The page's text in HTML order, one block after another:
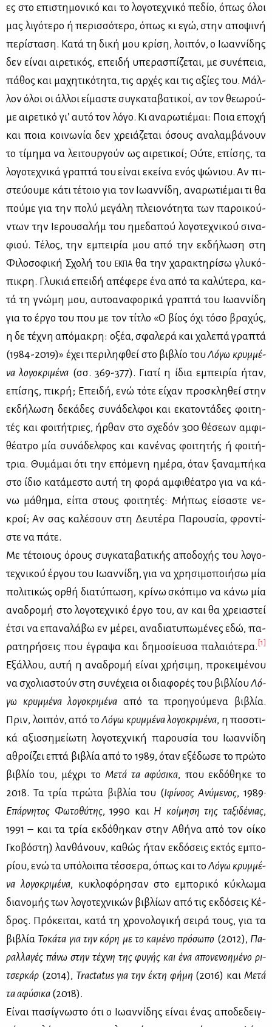
ες στο επι­στη­μο­νι­κό και το λο­γο­τε­χνι­κό πε­δίο, όπως όλοι
μας λι­γό­τε­ρο ή πε­ρισ­σό­τε­ρο, όπως κι εγώ, στην απο­ψι­νή
πε­ρί­στα­ση. Κα­τά τη δι­κή μου κρί­ση, λοι­πόν, ο Ιω­αν­νί­δης
δεν εί­ναι αι­ρε­τι­κός, επει­δή υπε­ρα­σπί­ζε­ται, με συ­νέ­πεια,
πά­θος και μα­χη­τι­κό­τη­τα, τις αρ­χές και τις αξί­ες του. Μάλ­
λον όλοι οι άλ­λοι εί­μα­στε συ­γκα­τα­βα­τι­κοί, αν τον θε­ω­ρού­
με αι­ρε­τι­κό γι’ αυ­τό τον λό­γο. Κι ανα­ρω­τιέ­μαι: Ποια επο­χή
και ποια κοι­νω­νία δεν χρειά­ζε­ται όσους ανα­λαμ­βά­νουν
το τί­μη­μα να λει­τουρ­γούν ως αι­ρε­τι­κοί; Ού­τε, επί­σης, τα
λο­γο­τε­χνι­κά γρα­πτά του εί­ναι εκεί­να ενός ψώ­νιου. Αν πι­
στεύ­ου­με κά­τι τέ­τοιο για τον Ιω­αν­νί­δη, ανα­ρω­τιέ­μαι τι θα
πού­με για την πο­λύ με­γά­λη πλειο­νό­τη­τα των πα­ροι­κού­
ντων την Ιε­ρου­σα­λήμ του ημε­δα­πού λο­γο­τε­χνι­κού σι­να­
φιού. Τέ­λος, την εμπει­ρία μου από την εκ­δή­λω­ση στη
Φι­λο­σο­φι­κή Σχο­λή του ΕΚ­ΠΑ θα την χα­ρα­κτη­ρί­σω γλυ­κό­
πι­κρη. Γλυ­κιά επει­δή απέ­φε­ρε ένα από τα κα­λύ­τε­ρα, κα­
τά τη γνώ­μη μου, αυ­το­α­να­φο­ρι­κά γρα­πτά του Ιω­αν­νί­δη
για το έρ­γο του που με τον τί­τλο «O βί­ος όχι τό­σο βρα­χύς,
η δε τέ­χνη από­μα­κρη: οξέα, σφα­λε­ρά και χα­λε­πά γρα­πτά
(1984-2019)» έχει πε­ρι­λη­φθεί στο βι­βλίο τουΛό­γω κρυμ­μέ­
να λο­γο­κρι­μέ­να (σσ. 369-377). Για­τί η ίδια εμπει­ρία ήταν,
επί­σης, πι­κρή; Επει­δή, ενώ τό­τε εί­χαν προ­σκλη­θεί στην
εκ­δή­λω­ση δε­κά­δες συ­νά­δελ­φοι και εκα­το­ντά­δες φοι­τη­
τές και φοι­τή­τριες, ήρ­θαν στο σχε­δόν 300 θέ­σε­ων αμ­φι­
θέ­α­τρο μία συ­νά­δελ­φος και κα­νέ­νας φοι­τη­τής ή φοι­τή­
τρια. Θυ­μά­μαι ότι την επό­με­νη ημέ­ρα, όταν ξα­να­μπή­κα
στο ίδιο κα­τά­με­στο αυ­τή τη φο­ρά αμ­φι­θέ­α­τρο για να κά­
νω μά­θη­μα, εί­πα στους φοι­τη­τές: Μή­πως εί­σα­στε νε­
κροί; Αν σας κα­λέ­σουν στη Δευ­τέ­ρα Πα­ρου­σία, φρο­ντί­
στε να πά­τε.
Με τέ­τοιους όρους συ­γκα­τα­βα­τι­κής απο­δο­χής του λο­γο­
τε­χνι­κού έρ­γου του Ιω­αν­νί­δη, για να χρη­σι­μο­ποι­ή­σω μία
πο­λι­τι­κώς ορ­θή δια­τύ­πω­ση, κρί­νω σκό­πι­μο να κά­νω μία
ανα­δρο­μή στο λο­γο­τε­χνι­κό έρ­γο του, αν και θα χρεια­στεί
έτσι να επα­να­λά­βω εν μέ­ρει, ανα­δια­τυ­πω­μέ­νες εδώ, πα­
ρα­τη­ρή­σεις που έγρα­ψα και δη­μο­σί­ευ­σα πα­λαιό­τε­ρα. [1]
Εξάλ­λου, αυ­τή η ανα­δρο­μή εί­ναι χρή­σι­μη, προ­κει­μέ­νου
να σχο­λια­στούν στη συ­νέ­χεια οι δια­φο­ρές του βι­βλί­ουΛό­
γω κρυμ­μέ­να λο­γο­κρι­μέ­να από τα προη­γού­με­να βι­βλία.
Πριν, λοι­πόν, από το Λό­γω κρυμ­μέ­να λο­γο­κρι­μέ­να, η πο­σο­τι­
κά αξιο­ση­μεί­ω­τη λο­γο­τε­χνι­κή πα­ρου­σία του Ιω­αν­νί­δη
αθροί­ζει επτά βι­βλία από το 1989, όταν εξέ­δω­σε το πρώ­το
βι­βλίο του, μέ­χρι το Με­τά τα αφύ­σι­κα, που εκ­δό­θη­κε το
2018. Τα τρία πρώ­τα βι­βλία του (Ιφί­νο­ος Ανύ­με­νος, 1989·
Επάρ­νη­τος Φω­το­θύ­της, 1990 και Η κοί­μη­ση της τα­ξι­δέ­νιας,
1991 – και τα τρία εκ­δό­θη­καν στην Αθή­να από τον οί­κο
Γκο­βό­στη) λαν­θά­νουν, κα­θώς ήταν εκ­δό­σεις εκτός εμπο­
ρί­ου, ενώ τα υπό­λοι­πα τέσ­σε­ρα, όπως και το Λό­γω κρυμ­μέ­
να λο­γο­κρι­μέ­να, κυ­κλο­φό­ρη­σαν στο εμπο­ρι­κό κύ­κλω­μα
δια­νο­μής των λο­γο­τε­χνι­κών βι­βλί­ων από τις εκ­δό­σεις Κέ­
δρος. Πρό­κει­ται, κα­τά τη χρο­νο­λο­γι­κή σει­ρά τους, για τα
βι­βλία Το­κά­τα για την κό­ρη με το κα­μέ­νο πρό­σω­πο (2012), Πα­
ραλ­λα­γές πά­νω στην τέ­χνη της φυ­γής και ένα απο­νε­νοη­μέ­νο ρι­
τσερ­κάρ (2014), Tractatusγια την έκτη φή­μη (2016) και Με­τά
τα αφύ­σι­κα (2018).
Εί­ναι πα­σί­γνω­στο ότι ο Ιω­αν­νί­δης εί­ναι ένας απο­δε­δειγ­